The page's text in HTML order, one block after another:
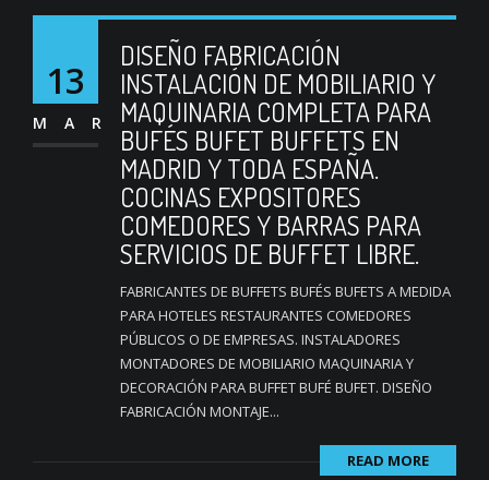
13
MAR
DISEÑO FABRICACIÓN
INSTALACIÓN DE MOBILIARIO Y
MAQUINARIA COMPLETA PARA
BUFÉS BUFET BUFFETS EN
MADRID Y TODA ESPAÑA.
COCINAS EXPOSITORES
COMEDORES Y BARRAS PARA
SERVICIOS DE BUFFET LIBRE.
FABRICANTES DE BUFFETS BUFÉS BUFETS A MEDIDA
PARA HOTELES RESTAURANTES COMEDORES
PÚBLICOS O DE EMPRESAS. INSTALADORES
MONTADORES DE MOBILIARIO MAQUINARIA Y
DECORACIÓN PARA BUFFET BUFÉ BUFET. DISEÑO
FABRICACIÓN MONTAJE...
READ MORE